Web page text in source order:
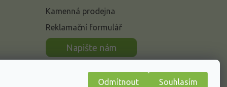
Odmítnout Souhlasím
Kamenná prodejna
Reklamační formulář
Napište nám